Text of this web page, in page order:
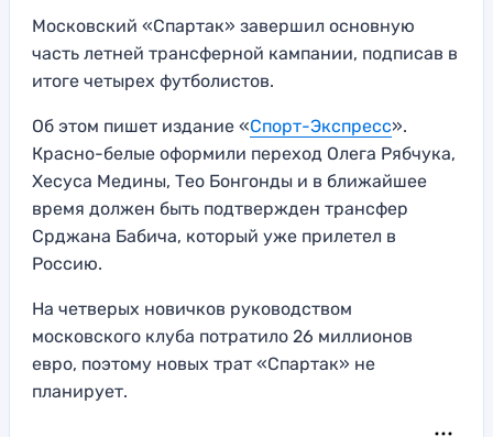
Московский «Спартак» завершил основную
часть летней трансферной кампании, подписав в
итоге четырех футболистов.
Об этом пишет издание «Спорт-Экспресс».
Красно-белые оформили переход Олега Рябчука,
Хесуса Медины, Тео Бонгонды и в ближайшее
время должен быть подтвержден трансфер
Срджана Бабича, который уже прилетел в
Россию.
На четверых новичков руководством
московского клуба потратило 26 миллионов
евро, поэтому новых трат «Спартак» не
планирует.